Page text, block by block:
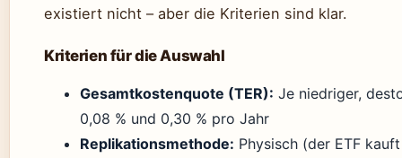
existiert nicht – aber die Kriterien sind klar.
Kriterien für die Auswahl
Gesamtkostenquote (TER): Je niedriger,
0,08 % und 0,30 % pro Jahr
Replikationsmethode: Physisch (der ETF